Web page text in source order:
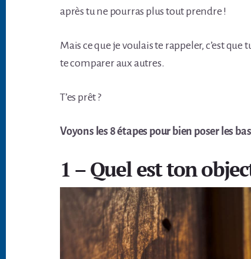
après tu ne pourras plus tout prendre !
Mais ce que je voulais te rappeler, c’est
te comparer aux autres.
T’es prêt ?
Voyons les 8 étapes pour bien poser les
1 – Quel est ton